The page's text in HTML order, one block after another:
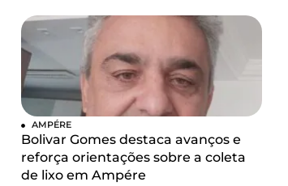
AMPÉRE
Bolivar Gomes destaca avanços e
reforça orientações sobre a coleta
de lixo em Ampére